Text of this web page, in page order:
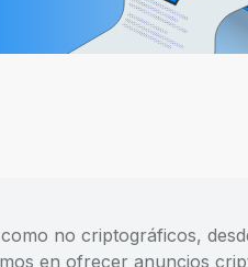
no criptográficos,
en ofrecer anuncios